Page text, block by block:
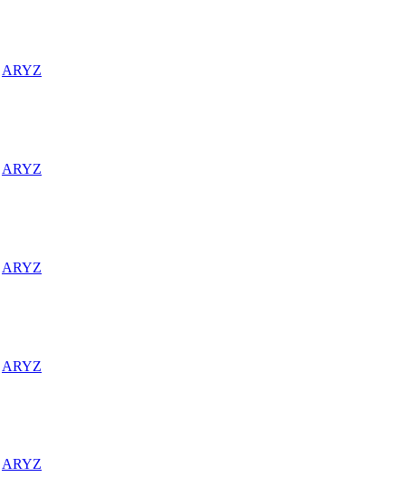
ARYZ
ARYZ
ARYZ
ARYZ
ARYZ